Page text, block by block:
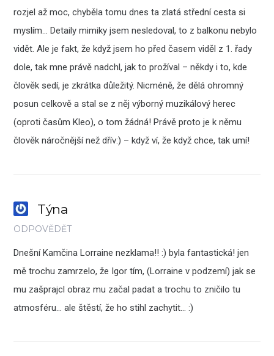
rozjel až moc, chyběla tomu dnes ta zlatá střední cesta si
myslím… Detaily mimiky jsem nesledoval, to z balkonu nebylo
vidět. Ale je fakt, že když jsem ho před časem viděl z 1. řady
dole, tak mne právě nadchl, jak to prožíval – někdy i to, kde
člověk sedí, je zkrátka důležitý. Nicméně, že dělá ohromný
posun celkově a stal se z něj výborný muzikálový herec
(oproti časům Kleo), o tom žádná! Právě proto je k němu
člověk náročnější než dřív:) – když ví, že když chce, tak umí!
Týna
ODPOVĚDĚT
Dnešní Kamčina Lorraine nezklama!! :) byla fantastická! jen
mě trochu zamrzelo, že Igor tím, (Lorraine v podzemí) jak se
mu zašprajcl obraz mu začal padat a trochu to zničilo tu
atmosféru… ale štěstí, že ho stihl zachytit… :)